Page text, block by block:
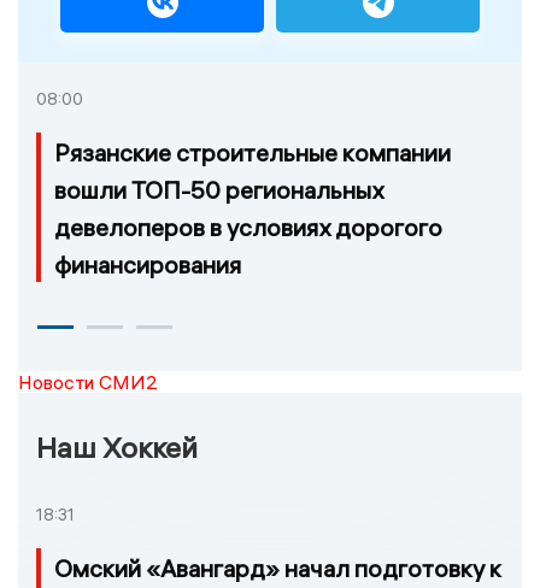
08:00
Рязанские строительные компании
вошли ТОП-50 региональных
девелоперов в условиях дорогого
финансирования
Новости СМИ2
Наш Хоккей
18:31
Омский «Авангард» начал подготовку к